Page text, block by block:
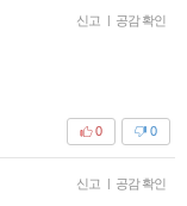
신고 | 공감 확인
0
0
신고 | 공감 확인